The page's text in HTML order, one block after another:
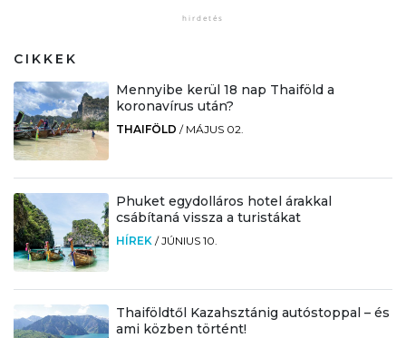
CIKKEK
Mennyibe kerül 18 nap Thaiföld a
koronavírus után?
THAIFÖLD / MÁJUS 02.
Phuket egydolláros hotel árakkal
csábítaná vissza a turistákat
HÍREK /JÚNIUS 10.
Thaiföldtől Kazahsztánig autóstoppal – és
ami közben történt!